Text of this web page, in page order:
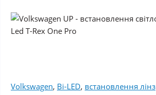
Volkswagen, Bi-LED, встановлення лінз